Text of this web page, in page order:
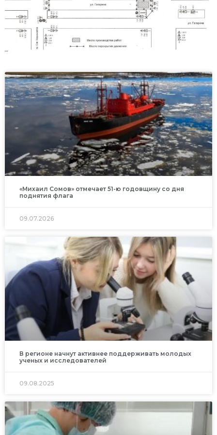
«Михаил Сомов» отмечает 51-ю годовщину со дня
поднятия флага
09.07.2026
В регионе начнут активнее поддерживать молодых
ученых и исследователей
09.08.2025